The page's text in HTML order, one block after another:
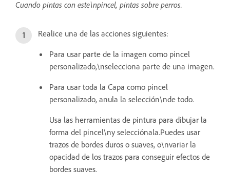
Cuando pintas con este\npincel, pintas sobre perros.
Realice una de las acciones siguientes:
Para usar parte de la imagen como pincel
personalizado,\nselecciona parte de una imagen.
Para usar toda la Capa como pincel
personalizado, anula la selección\nde todo.
Usa las herramientas de pintura para dibujar la
forma del pincel\ny selecciónala.Puedes usar
trazos de bordes duros o suaves, o\nvariar la
opacidad de los trazos para conseguir efectos de
bordes suaves.